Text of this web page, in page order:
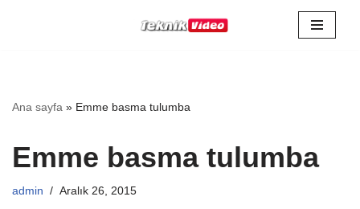
Ana sayfa » Emme basma tulumba
Emme basma tulumba
admin Aralık 26, 2015